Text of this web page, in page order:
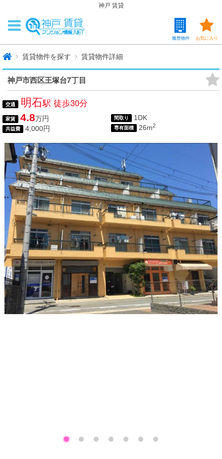
神戸 賃貸
お気に入り
履歴物件
賃貸物件を探す 賃貸物件詳細
神戸市西区王塚台7丁目
交通 明石駅 徒歩30分
家賃 4.8万円
共益費 4,000円
間取り 1DK
専有面積 26m2